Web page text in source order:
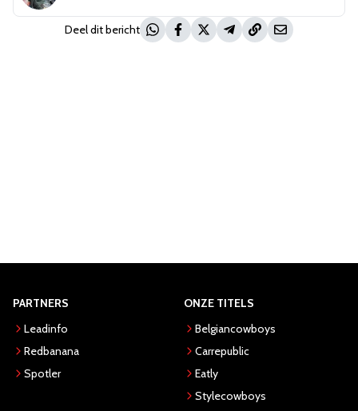
Deel dit bericht
PARTNERS
Leadinfo
Redbanana
Spotler
ONZE TITELS
Belgiancowboys
Carrepublic
Eatly
Stylecowboys